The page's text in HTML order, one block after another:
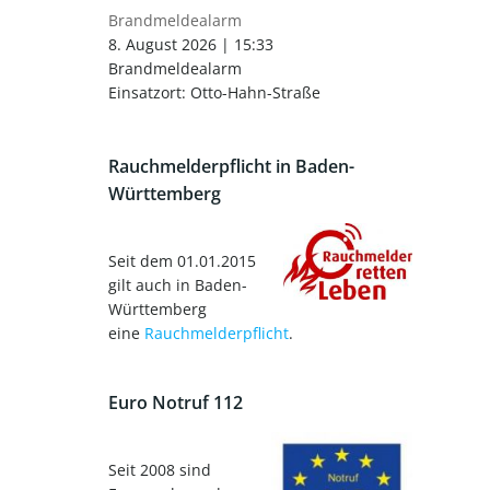
Brandmeldealarm
8. August 2026 | 15:33
Brandmeldealarm
Einsatzort: Otto-Hahn-Straße
Rauchmelderpflicht in Baden-
Württemberg
Seit dem 01.01.2015
gilt auch in Baden-
Württemberg
eine Rauchmelderpflicht.
Euro Notruf 112
Seit 2008 sind